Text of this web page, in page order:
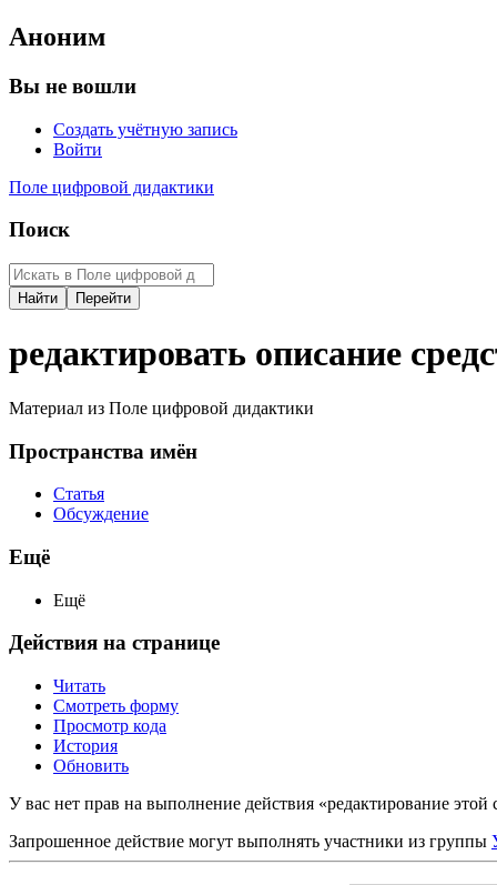
Аноним
Вы не вошли
Создать учётную запись
Войти
Поле цифровой дидактики
Поиск
редактировать описание
Материал из Поле цифровой дидактики
Пространства имён
Статья
Обсуждение
Ещё
Ещё
Действия на странице
Читать
Смотреть форму
Просмотр кода
История
Обновить
У вас нет прав на выполнение действия «редактирование
Запрошенное действие могут выполнять участники из группы